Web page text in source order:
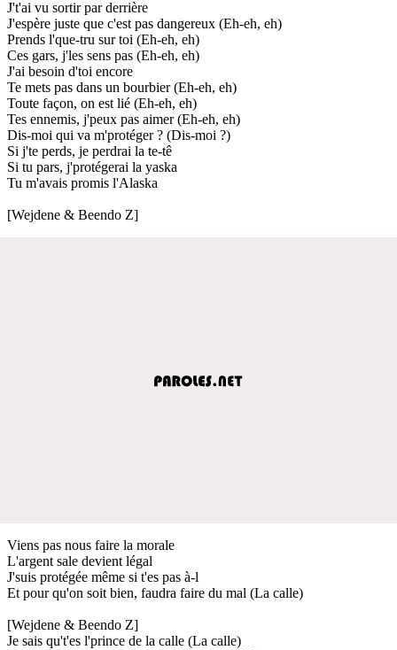
J't'ai vu sortir par derrière
J'espère juste que c'est pas dangereux (Eh-eh, eh)
Prends l'que-tru sur toi (Eh-eh, eh)
Ces gars, j'les sens pas (Eh-eh, eh)
J'ai besoin d'toi encore
Te mets pas dans un bourbier (Eh-eh, eh)
Toute façon, on est lié (Eh-eh, eh)
Tes ennemis, j'peux pas aimer (Eh-eh, eh)
Dis-moi qui va m'protéger ? (Dis-moi ?)
Si j'te perds, je perdrai la te-tê
Si tu pars, j'protégerai la yaska
Tu m'avais promis l'Alaska
[Wejdene & Beendo Z]
Viens pas nous faire la morale
L'argent sale devient légal
J'suis protégée même si t'es pas à-l
Et pour qu'on soit bien, faudra faire du mal (La calle)
[Wejdene & Beendo Z]
Je sais qu't'es l'prince de la calle (La calle)